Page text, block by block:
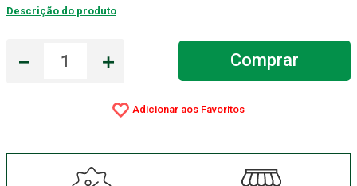
Descrição do produto
＋
－ Comprar
7º Absorvente Geriatrico